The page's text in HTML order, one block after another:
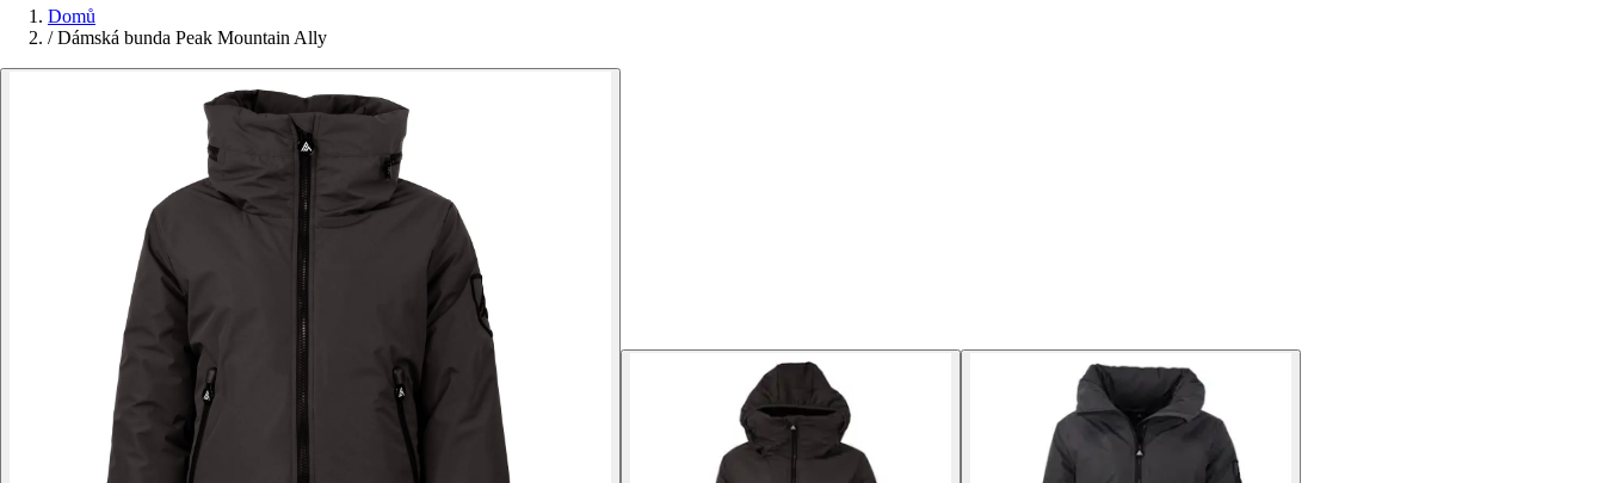
Domů
/ Dámská bunda Peak Mountain Ally